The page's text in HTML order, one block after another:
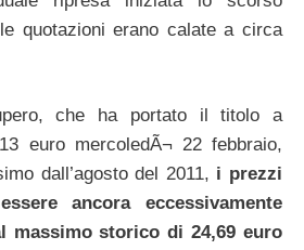
quotazioni erano calate a circa
che ha portato il titolo a
euro mercoledÃ¬ 22 febbraio,
dall’agosto del 2011, i prezzi
ancora eccessivamente
massimo storico di 24,69 euro